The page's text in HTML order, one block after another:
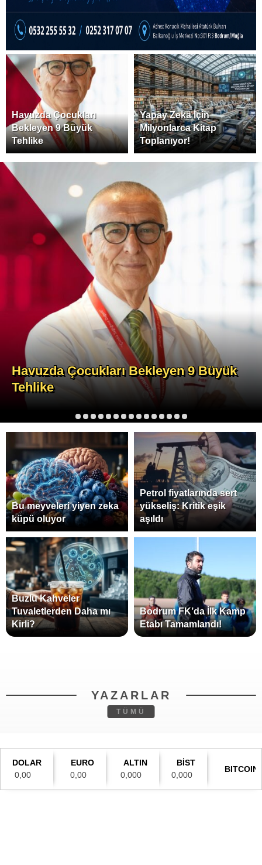
Havuzda Çocukları
Bekleyen 9 Büyük
Tehlike
Yapay Zekâ İçin
Milyonlarca Kitap
Toplanıyor!
Havuzda Çocukları Bekleyen 9 Büyük
Tehlike
1 2 3 4 5 6 7 8 9 10 11 12 13 14 15
Bu meyveleri yiyen zeka
küpü oluyor
Petrol fiyatlarında sert
yükseliş: Kritik eşik
aşıldı
Buzlu Kahveler
Tuvaletlerden Daha mı
Kirli?
Bodrum FK’da İlk Kamp
Etabı Tamamlandı!
YAZARLAR
TÜMÜ
DOLAR
0,00
EURO
0,00
ALTIN
0,000
BİST
0,000
BITCOIN